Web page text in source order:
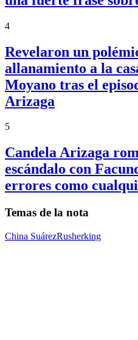
4
Revelaron un
allanamiento a la
Moyano tras el
Arizaga
5
Candela Arizaga
escándalo con
errores como
Temas de la nota
China SuárezRusherking